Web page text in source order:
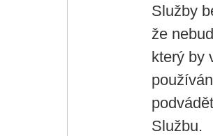
Služby
že
který by
Službu.